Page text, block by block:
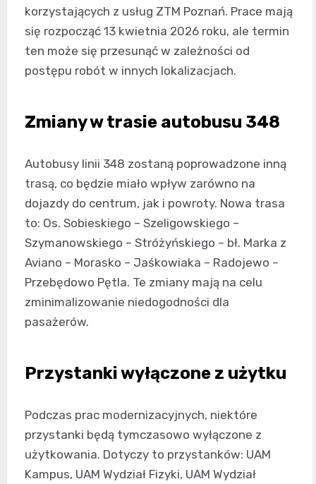
korzystających z usług ZTM Poznań. Prace mają
się rozpocząć 13 kwietnia 2026 roku, ale termin
ten może się przesunąć w zależności od
postępu robót w innych lokalizacjach.
Zmiany w trasie autobusu 348
Autobusy linii 348 zostaną poprowadzone inną
trasą, co będzie miało wpływ zarówno na
dojazdy do centrum, jak i powroty. Nowa trasa
to: Os. Sobieskiego – Szeligowskiego –
Szymanowskiego – Stróżyńskiego – bł. Marka z
Aviano – Morasko – Jaśkowiaka – Radojewo –
Przebędowo Pętla. Te zmiany mają na celu
zminimalizowanie niedogodności dla
pasażerów.
Przystanki wyłączone z użytku
Podczas prac modernizacyjnych, niektóre
przystanki będą tymczasowo wyłączone z
użytkowania. Dotyczy to przystanków: UAM
Kampus, UAM Wydział Fizyki, UAM Wydział